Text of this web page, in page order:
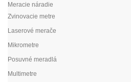
Meracie náradie
Zvinovacie metre
Laserové merače
Mikrometre
Posuvné meradlá
Multimetre